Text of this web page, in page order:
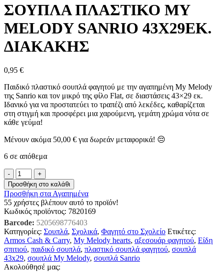
ΣΟΥΠΛΑ ΠΛΑΣΤΙΚΟ MY
MELODY SANRIO 43X29ΕΚ.
ΔΙΑΚΑΚΗΣ
0,95 €
Παιδικό πλαστικό σουπλά φαγητού με την αγαπημένη My Melody
της Sanrio και τον μικρό της φίλο Flat, σε διαστάσεις 43×29 εκ.
Ιδανικό για να προστατεύει το τραπέζι από λεκέδες, καθαρίζεται
στη στιγμή και προσφέρει μια χαρούμενη, γεμάτη χρώμα νότα σε
κάθε γεύμα!
Μένουν ακόμα 50,00 € για δωρεάν μεταφορικά! 😔
6 σε απόθεμα
ΣΟΥΠΛΑ
ΠΛΑΣΤΙΚΟ
MY
MELODY
SANRIO
43X29ΕΚ.
ΔΙΑΚΑΚΗΣ
ποσότητα
Προσθήκη στο καλάθι
Προσθήκη στα Αγαπημένα
55 χρήστες βλέπουν αυτό το προϊόν!
Κωδικός προϊόντος: 7820169
Barcode: 5205698776403
Κατηγορίες: Σουπλά, Σχολικά, Φαγητό στο Σχολείο Ετικέτες:
Armos Cash & Carry, My Melody hearts, αξεσουάρ φαγητού, Είδη
σπιτιού, παιδικό σουπλά, πλαστικό σουπλά φαγητού, σουπλά
43x29, σουπλά My Melody, σουπλά Sanrio
Ακολούθησέ μας: